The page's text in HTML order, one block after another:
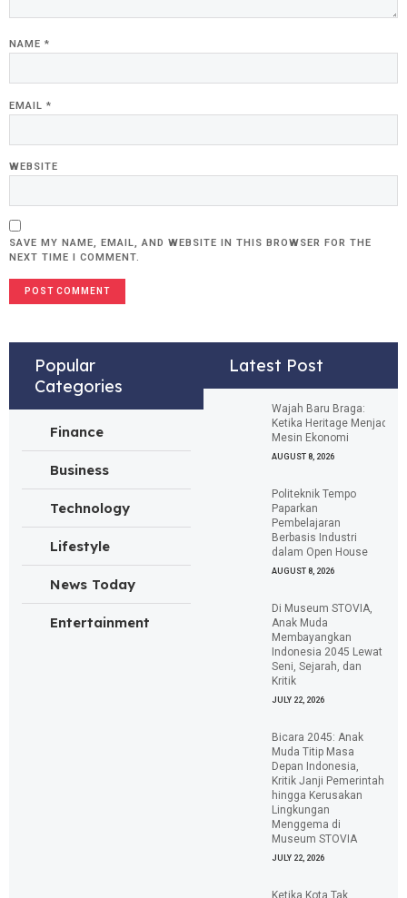
NAME *
EMAIL *
WEBSITE
SAVE MY NAME, EMAIL, AND WEBSITE IN THIS BROWSER FOR THE
NEXT TIME I COMMENT.
Latest Post
Wajah Baru Braga:
Ketika Heritage Menjadi
Mesin Ekonomi
AUGUST 8, 2026
Politeknik Tempo
Paparkan
Pembelajaran
Berbasis Industri
dalam Open House
AUGUST 8, 2026
Di Museum STOVIA,
Anak Muda
Membayangkan
Indonesia 2045 Lewat
Seni, Sejarah, dan
Kritik
JULY 22, 2026
Bicara 2045: Anak
Muda Titip Masa
Depan Indonesia,
Kritik Janji Pemerintah
hingga Kerusakan
Lingkungan
Menggema di
Museum STOVIA
JULY 22, 2026
Ketika Kota Tak
Popular
Categories
Finance
Business
Technology
Lifestyle
News Today
Entertainment